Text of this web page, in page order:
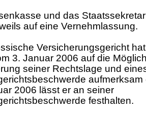
und das
auf eine Vernehmlassung.
Versicherungsgericht
3. Januar 2006 auf die
seiner Rechtslage und
aufmerksam
2006 lässt er an seiner
festhalten.